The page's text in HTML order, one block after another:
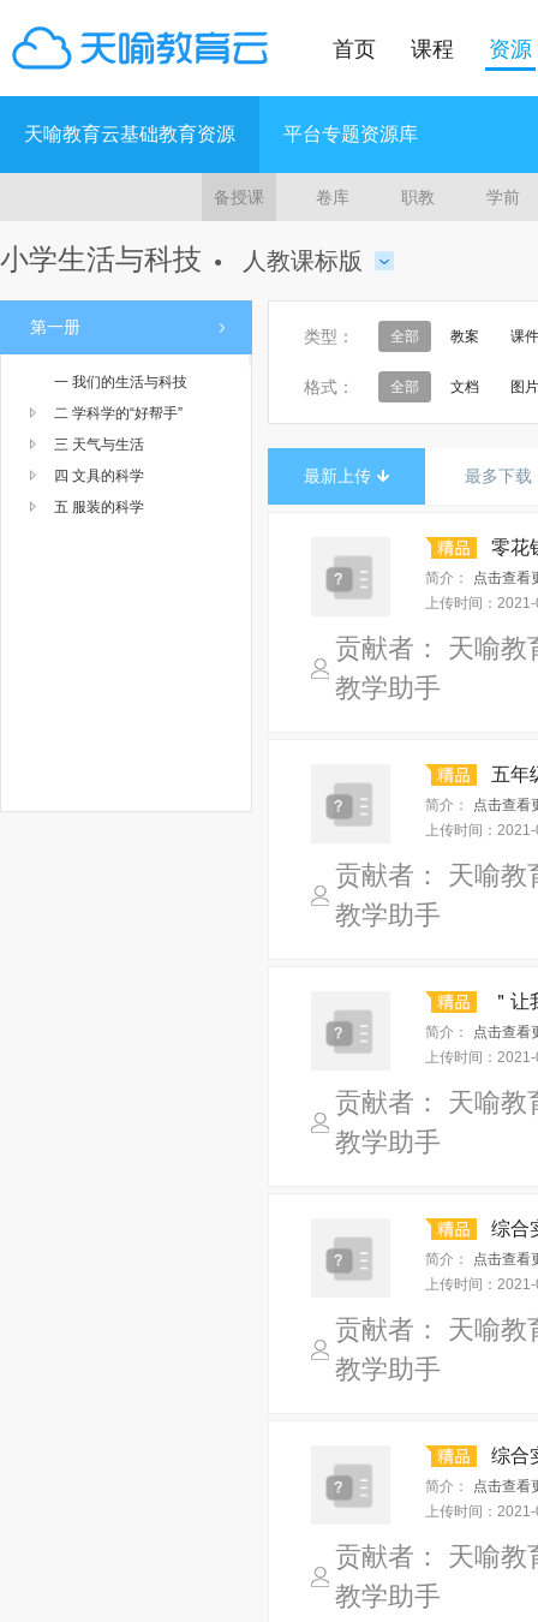
首页 课程 资源
天喻教育云基础教育资源 平台专题资源库
备授课 卷库 职教 学前
小学生活与科技 ● 人教课标版
第一册
一 我们的生活与科技
二 学科学的“好帮手”
三 天气与生活
四 文具的科学
五 服装的科学
类型： 全部 教案 课件
格式： 全部 文档 图片
最新上传 最多下载
零花
简介：
点击查看
上传时间：
贡献者： 天喻教
教学助手
五年
简介：
点击查看
上传时间：
贡献者： 天喻教
教学助手
＂让
简介：
点击查看
上传时间：
贡献者： 天喻教
教学助手
综合
简介：
点击查看
上传时间：
贡献者： 天喻教
教学助手
综合
简介：
点击查看
上传时间：
贡献者： 天喻教
教学助手